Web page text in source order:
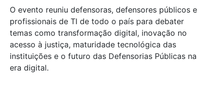
O evento reuniu defensoras, defensores públicos e
profissionais de TI de todo o país para debater
temas como transformação digital, inovação no
acesso à justiça, maturidade tecnológica das
instituições e o futuro das Defensorias Públicas na
era digital.